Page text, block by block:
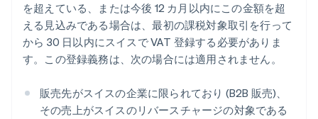
を超えている、または今後 12 カ月以内にこの金額を超
える見込みである場合は、最初の課税対象取引を行って
から 30 日以内にスイスで VAT 登録する必要がありま
す。この登録義務は、次の場合には適用されません。
販売先がスイスの企業に限られており (B2B 販売)、
その売上がスイスのリバースチャージの対象である